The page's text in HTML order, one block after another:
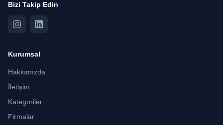
Bizi Takip Edin
Kurumsal
Hakkımızda
İletişim
Kategoriler
Firmalar